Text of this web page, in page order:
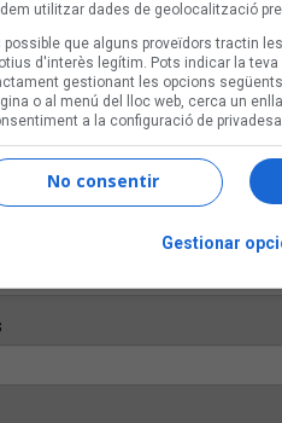
utilitzar dades de geolocalització
possible que alguns proveïdors tractin
d'interès legítim. Pots indicar la
gestionant les opcions
o al menú del lloc web, cerca un
a la configuració de
No consentir
Gestionar